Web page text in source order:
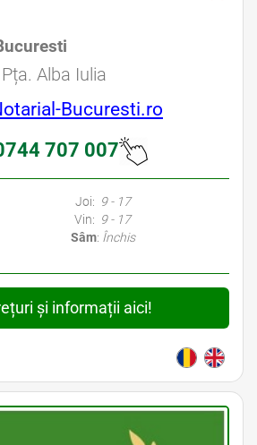
Alba Iulia
Bucuresti.ro
707 007
Specializati Bucuresti • Avocat Bun Bucuresti • Avocat Bucuresti • Bucuresti Avocat • Avocat
Joi: 9 - 17
Vin: 9 - 17
Sâm: Închis
și informații aici!